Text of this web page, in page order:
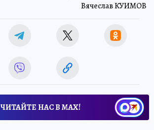
Вячеслав КУИМОВ
ЧИТАЙТЕ НАС В МАХ!